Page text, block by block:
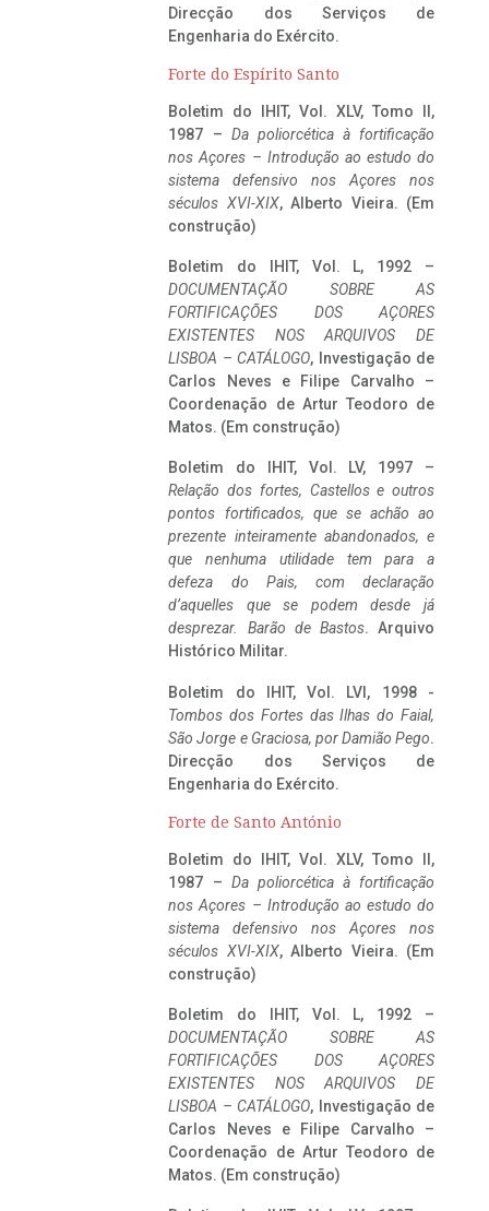
Direcção dos Serviços de
Engenharia do Exército.
Forte do Espírito Santo
Boletim do IHIT, Vol. XLV, Tomo II,
1987 – Da poliorcética à fortificação
nos Açores – Introdução ao estudo do
sistema defensivo nos Açores nos
séculos XVI-XIX, Alberto Vieira. (Em
construção)
Boletim do IHIT, Vol. L, 1992 –
DOCUMENTAÇÃO SOBRE AS
FORTIFICAÇÕES DOS AÇORES
EXISTENTES NOS ARQUIVOS DE
LISBOA – CATÁLOGO, Investigação de
Carlos Neves e Filipe Carvalho –
Coordenação de Artur Teodoro de
Matos. (Em construção)
Boletim do IHIT, Vol. LV, 1997 –
Relação dos fortes, Castellos e outros
pontos fortificados, que se achão ao
prezente inteiramente abandonados, e
que nenhuma utilidade tem para a
defeza do Pais, com declaração
d’aquelles que se podem desde já
desprezar. Barão de Bastos. Arquivo
Histórico Militar.
Boletim do IHIT, Vol. LVI, 1998 -
Tombos dos Fortes das Ilhas do Faial,
São Jorge e Graciosa, por Damião Pego.
Direcção dos Serviços de
Engenharia do Exército.
Forte de Santo António
Boletim do IHIT, Vol. XLV, Tomo II,
1987 – Da poliorcética à fortificação
nos Açores – Introdução ao estudo do
sistema defensivo nos Açores nos
séculos XVI-XIX, Alberto Vieira. (Em
construção)
Boletim do IHIT, Vol. L, 1992 –
DOCUMENTAÇÃO SOBRE AS
FORTIFICAÇÕES DOS AÇORES
EXISTENTES NOS ARQUIVOS DE
LISBOA – CATÁLOGO, Investigação de
Carlos Neves e Filipe Carvalho –
Coordenação de Artur Teodoro de
Matos. (Em construção)